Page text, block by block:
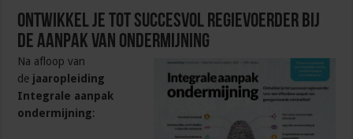
Ontwikkel je tot succesvol regievoerder bij
de aanpak van ondermijning
Na afloop van
de jaaropleiding
Integrale aanpak
ondermijning: